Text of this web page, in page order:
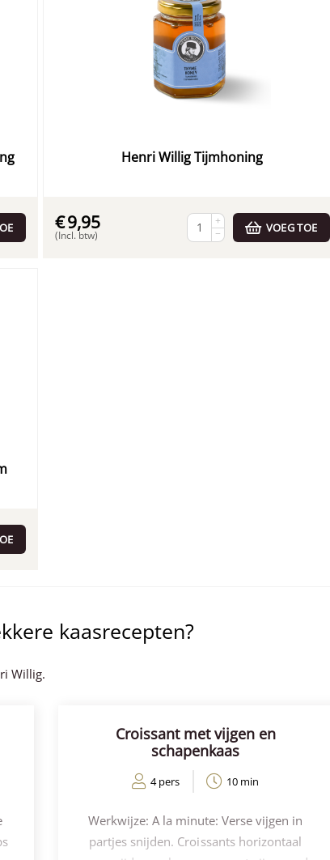
Henri Willig Tijmhoning
€9,95
(Incl. btw)
+
−
VOEG TOE
kaasrecepten?
Willig.
Croissant met vijgen en
schapenkaas
4 pers 10 min
Werkwijze: A la minute: Verse vijgen in
partjes snijden. Croissants horizontaal